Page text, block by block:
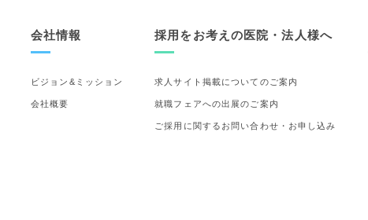
会社情報
ビジョン&ミッション
会社概要
採用をお考えの医院・法人様へ
求人サイト掲載についてのご案内
就職フェアへの出展のご案内
ご採用に関するお問い合わせ・お申し込み